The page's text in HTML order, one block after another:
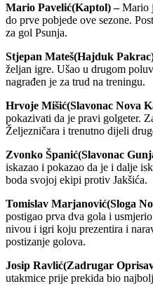
Mario Pavelić(Kaptol) –Mario
do prve pobjede ove sezone.
za gol Psunja.
Stjepan Mateš(Hajduk
željan igre. Ušao u drugom
nagrađen je za trud na treningu.
Hrvoje Mišić(Slavonac Nova
pokazivati da je pravi golgeter.
Željezničara i trenutno dijeli
Zvonko Španić(Slavonac
iskazao i pokazao da je i dalje
boda svojoj ekipi protiv Jakšića.
Tomislav Marjanović(Sloga
postigao prva dva gola i
nivou i igri koju prezentira i
postizanje golova.
Josip Ravlić(Zadrugar
utakmice prije prekida bio